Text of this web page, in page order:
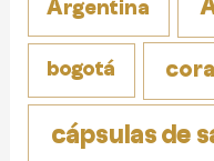
Argentina
bogotá
cápsulas de